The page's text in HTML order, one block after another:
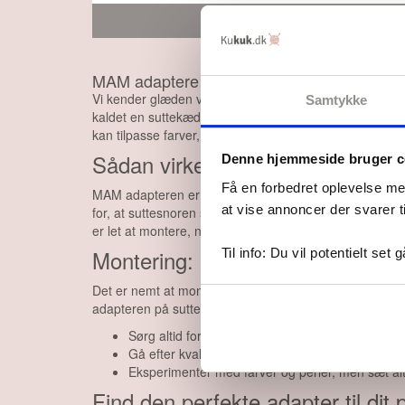
Samtykke
Denne hjemmeside bruger
Få en forbedret oplevelse
at vise annoncer der svarer
Til info: Du vil potentielt set
MAM adaptere til personlige suttekæder
Vi kender glæden ved at skabe med hænderne, især
kaldet en suttekæde adapter, det vigtige tilbehør, der
kan tilpasse farver, materialer og udtryk, præcis som
Sådan virker en MAM adapter
MAM adapteren er et lille, men vigtigt mellemled,
for, at suttesnoren sidder sikkert fast uden at gå på
er let at montere, når du laver kæden selv.
Montering: Gør det nemt og
Det er nemt at montere adapteren, og derfor
adapteren på sutten. Uanset om du foretrækker at
Sørg altid for at binde knuder og afslutte ender
Gå efter kvalitetsmaterialer, som holder
Eksperimentér med farver og perler, men sæt